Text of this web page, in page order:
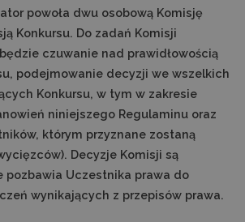
powoła dwu osobową Komisję
Konkursu. Do zadań Komisji
czuwanie nad prawidłowością
podejmowanie decyzji we wszelkich
Konkursu, w tym w zakresie
niniejszego Regulaminu oraz
którym przyznane zostaną
Decyzje Komisji są
pozbawia Uczestnika prawa do
wynikających z przepisów prawa.